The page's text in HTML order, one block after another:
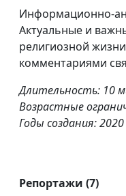
Информационно-
Актуальные и
религиозной
комментариями
Длительность: 10
Возрастные
Годы создания:
Репортажи (7)